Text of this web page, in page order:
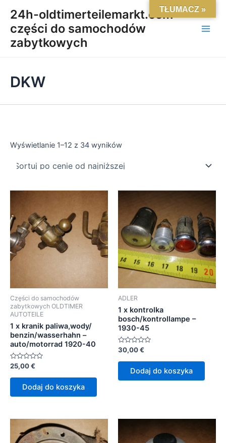
content
24h-oldtimerteilemarkt.com-
części do samochodów
zabytkowych
Main
DKW
Wyświetlanie 1–12 z 34 wyników
według
ceny:
od
niskiej
Części do samochodów
zabytkowych OLDTIMER
AUTOTEILE
1 x kranik paliwa,wody/
benzin/wasserhahn –
auto/motorrad 1920-40
Oceniono
na
25,00€
Dodaj do koszyka
ADLER
1 x kontrolka
bosch/kontrollampe –
1930-45
Oceniono
na
30,00€
Dodaj do koszyka
TŁUMACZ »